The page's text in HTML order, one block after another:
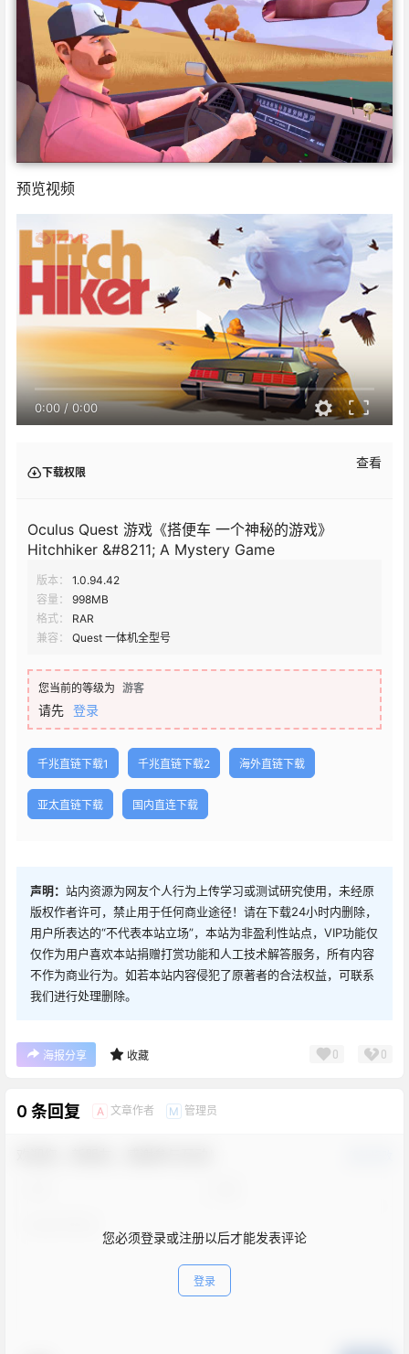
预览视频
0:00/ 0:00
下载权限
查看
Oculus Quest 游戏《搭便车 一个神秘的游戏》
Hitchhiker &#8211; A Mystery Game
版本：
1.0.94.42
容量：
998MB
格式：
RAR
兼容：
Quest 一体机全型号
您当前的等级为 游客
请先 登录
千兆直链下载1 千兆直链下载2 海外直链下载
亚太直链下载 国内直连下载
声明： 站内资源为网友个人行为上传学习或测试研究使用，未经原
版权作者许可，禁止用于任何商业途径！请在下载24小时内删除，
用户所表达的“不代表本站立场”，本站为非盈利性站点，VIP功能仅
仅作为用户喜欢本站捐赠打赏功能和人工技术解答服务，所有内容
不作为商业行为。如若本站内容侵犯了原著者的合法权益，可联系
我们进行处理删除。
海报分享 收藏 0 0
0 条回复 A 文章作者 M 管理员
您必须登录或注册以后才能发表评论
登录